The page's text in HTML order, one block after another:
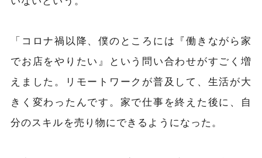
「コロナ禍以降、僕のところには『働きながら家
でお店をやりたい』という問い合わせがすごく増
えました。リモートワークが普及して、生活が大
きく変わったんです。家で仕事を終えた後に、自
分のスキルを売り物にできるようになった。